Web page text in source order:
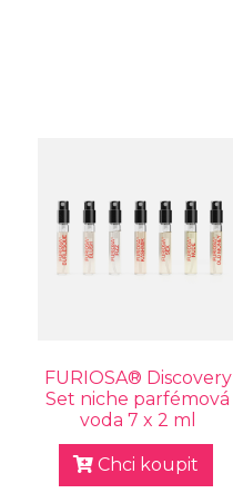
FURIOSA® Discovery
Set niche parfémová
voda 7 x 2 ml
Chci koupit